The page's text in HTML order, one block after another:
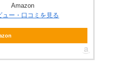
Amazon
ー・口コミを見る